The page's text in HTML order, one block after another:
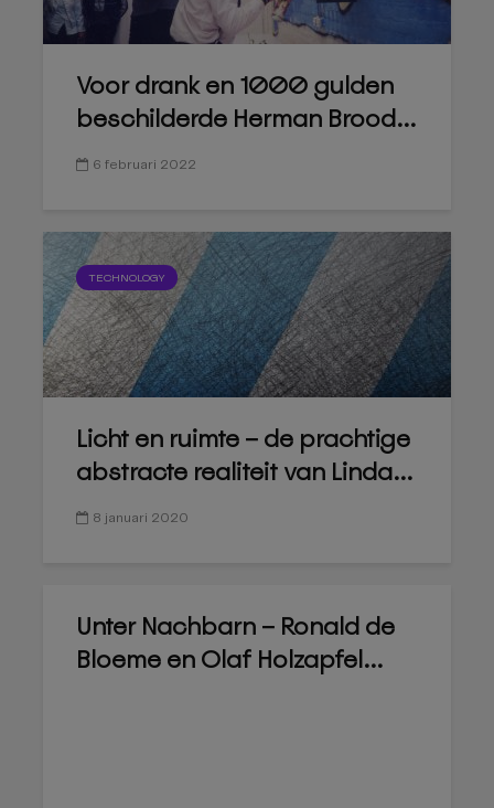
Voor drank en 1000 gulden
beschilderde Herman Brood...
6 februari 2022
TECHNOLOGY
Licht en ruimte – de prachtige
abstracte realiteit van Linda...
8 januari 2020
Unter Nachbarn – Ronald de
Bloeme en Olaf Holzapfel...